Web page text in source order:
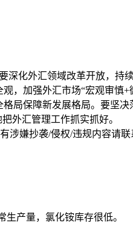
化外汇领域改革开放，持
，加强外汇市场“宏观审慎
局保障新发展格局。要坚
外汇管理工作抓实抓好。
嫌抄袭/侵权/违规内容请联
产量，氯化铵库存很低。